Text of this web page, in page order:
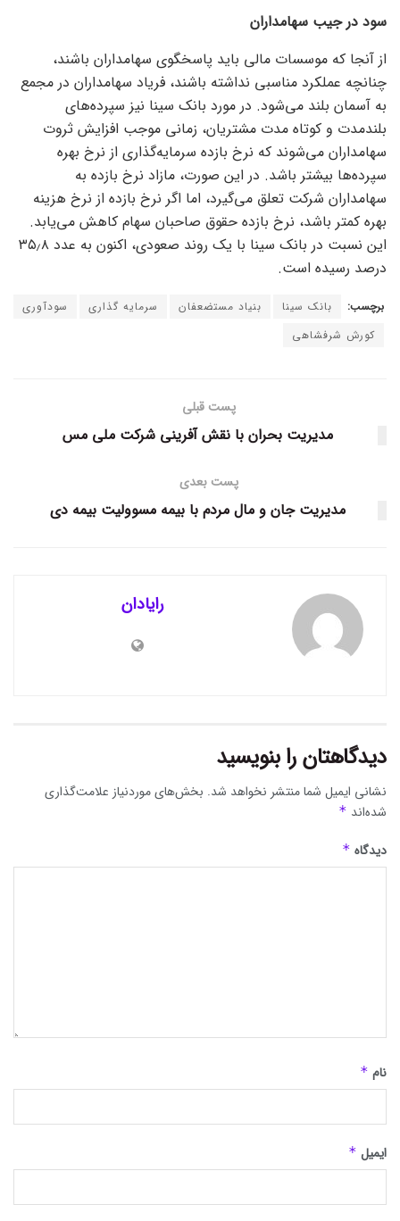
سود در جیب سهامداران
از آنجا که موسسات مالی باید پاسخگوی سهامداران باشند،
چنانچه عملکرد مناسبی نداشته باشند، فریاد سهامداران در مجمع
به آسمان بلند می‌شود. در مورد بانک سینا نیز سپرده‌های
بلندمدت و کوتاه مدت مشتریان، زمانی موجب افزایش ثروت
سهامداران می‌شوند که نرخ بازده سرمایه‌گذاری از نرخ بهره
سپرده‌ها بیشتر باشد. در این صورت، مازاد نرخ بازده به
سهامداران شرکت تعلق می‌گیرد، اما اگر نرخ بازده از نرخ هزینه
بهره کمتر باشد، نرخ بازده حقوق صاحبان سهام کاهش می‌یابد.
این نسبت در بانک سینا با یک روند صعودی، اکنون به عدد ۳۵٫۸
درصد رسیده است.
برچسب: بانک سینا بنیاد مستضعفان سرمایه گذاری
سودآوری
کورش شرفشاهی
پست قبلی
مدیریت بحران با نقش آفرینی شرکت ملی مس
پست بعدی
مدیریت جان و مال مردم با بیمه مسوولیت بیمه دی
رایادان
دیدگاهتان را بنویسید
نشانی ایمیل شما منتشر نخواهد شد. بخش‌های موردنیاز علامت‌گذاری
شده‌اند *
دیدگاه *
نام *
ایمیل *